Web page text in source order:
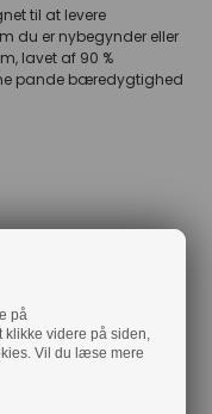
på
klikke videre på siden,
Vil du læse mere
til at levere
du er nybegynder eller
lavet af 90 %
pande bæredygtighed